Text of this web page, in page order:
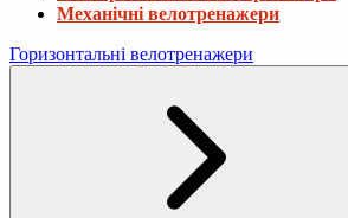
Механічні велотренажери
Горизонтальні велотренажери